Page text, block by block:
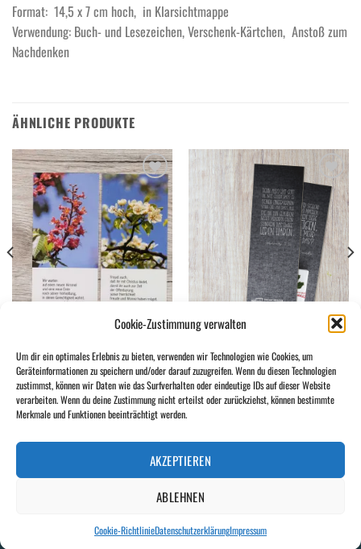
Cookie-Zustimmung verwalten
Um dir ein optimales Erlebnis zu bieten, verwenden wir Technologien wie Cookies, um
Geräteinformationen zu speichern und/oder darauf zuzugreifen. Wenn du diesen Technologien
zustimmst, können wir Daten wie das Surfverhalten oder eindeutige IDs auf dieser Website
verarbeiten. Wenn du deine Zustimmung nicht erteilst oder zurückziehst, können bestimmte
Merkmale und Funktionen beeinträchtigt werden.
AKZEPTIEREN
ABLEHNEN
Cookie-RichtlinieDatenschutzerklärungImpressum
Format: 14,5 x 7 cm hoch, in Klarsichtmappe
Verwendung: Buch- und Lesezeichen, Verschenk-Kärtchen, Anstoß zum
Nachdenken
ÄHNLICHE PRODUKTE
Add to
wishlist
LESEZEICHEN
Lesezeichen Petrus-Worte 13-24
Add to
wishlist
LESEZEICHEN
Lesezeichen „Denn also hat Gott die
Welt geliebt“
KONTAKT NEWSLETTER DATENSCHUTZERKLÄRUNG IMPRESSUM
COOKIE-RICHTLINIE (EU)
Copyright 2026 ©wort-wörtlich